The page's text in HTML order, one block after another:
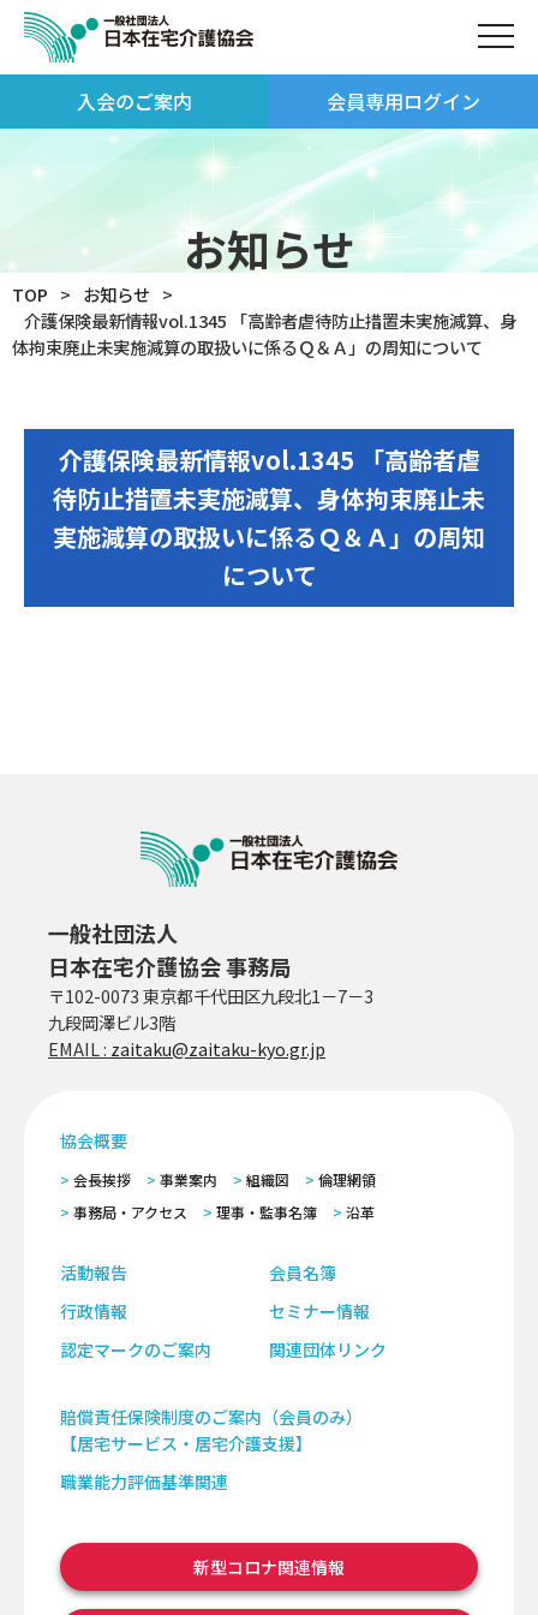
入会のご案内 会員専用ログイン
お知らせ
TOP
お知らせ
介護保険最新情報vol.1345 「高齢者虐待防止措置未実施減算、身
体拘束廃止未実施減算の取扱いに係るＱ＆Ａ」の周知について
介護保険最新情報vol.1345 「高齢者虐
待防止措置未実施減算、身体拘束廃止未
実施減算の取扱いに係るＱ＆Ａ」の周知
について
一般社団法人
日本在宅介護協会 事務局
〒102-0073 東京都千代田区九段北1－7－3
九段岡澤ビル3階
EMAIL : zaitaku@zaitaku-kyo.gr.jp
協会概要
会長挨拶 事業案内 組織図
倫理網領
事務局・アクセス
理事・監事名簿 沿革
活動報告
会員名簿
行政情報
セミナー情報
認定マークのご案内
関連団体リンク
賠償責任保険制度のご案内（会員のみ）
【居宅サービス・居宅介護支援】
職業能力評価基準関連
新型コロナ関連情報